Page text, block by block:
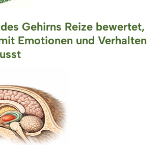
Gehirns Reize bewertet,
Emotionen und Verhalten